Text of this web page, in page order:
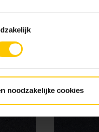
noodzakelijke cookies